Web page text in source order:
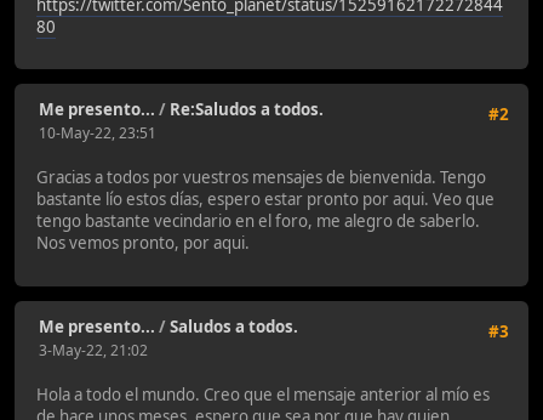
80
#2
Me presento... / Re:Saludos a todos.
10-May-22, 23:51
Gracias a todos por vuestros mensajes de bienvenida. Tengo
bastante lío estos días, espero estar pronto por aqui. Veo que
tengo bastante vecindario en el foro, me alegro de saberlo.
Nos vemos pronto, por aqui.
#3
Me presento... /Saludos a todos.
3-May-22, 21:02
Hola a todo el mundo. Creo que el mensaje anterior al mío es